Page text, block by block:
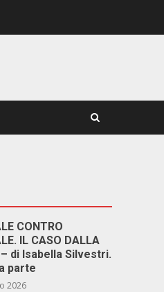
CONTRO
IL CASO DALLA
– di Isabella Silvestri.
parte
2026